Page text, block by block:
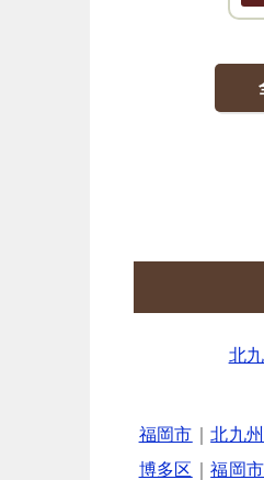
北
福岡市 ｜北九
博多区
｜福岡